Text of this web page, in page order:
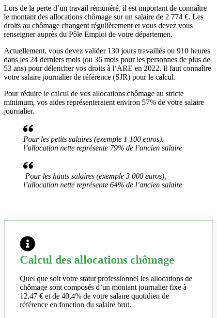
Lors de la perte d’un travail rémunéré, il est important de connaître
le montant des allocations chômage sur un salaire de 2 774 €. Les
droits au chômage changent régulièrement et vous devez vous
renseigner auprès du Pôle Emploi de votre départemen.
Actuellement, vous devez valider 130 jours travaillés ou 910 heures
dans les 24 derniers mois (ou 36 mois pour les personnes de plus de
53 ans) pour délencher vos droits à l’ARE en 2022. Il faut connaître
votre salaire journalier de référence (SJR) pour le calcul.
Pour réduire le calcul de vos allocations chômage au stricte
minimum, vos aides représenteraient environ 57% de votre salaire
journalier.
Pour les petits salaires (exemple 1 100 euros),
l’allocation nette représente 79% de l’ancien salaire
Pour les hauts salaires (exemple 3 000 euros),
l’allocation nette représente 64% de l’ancien salaire
Calcul des allocations chômage
Quel que soit votre statut professionnel les allocations de
chômage sont composés d’un montant journalier fixe à
12,47 € et de 40,4% de votre salaire quotidien de
référence en fonction du salaire brut.